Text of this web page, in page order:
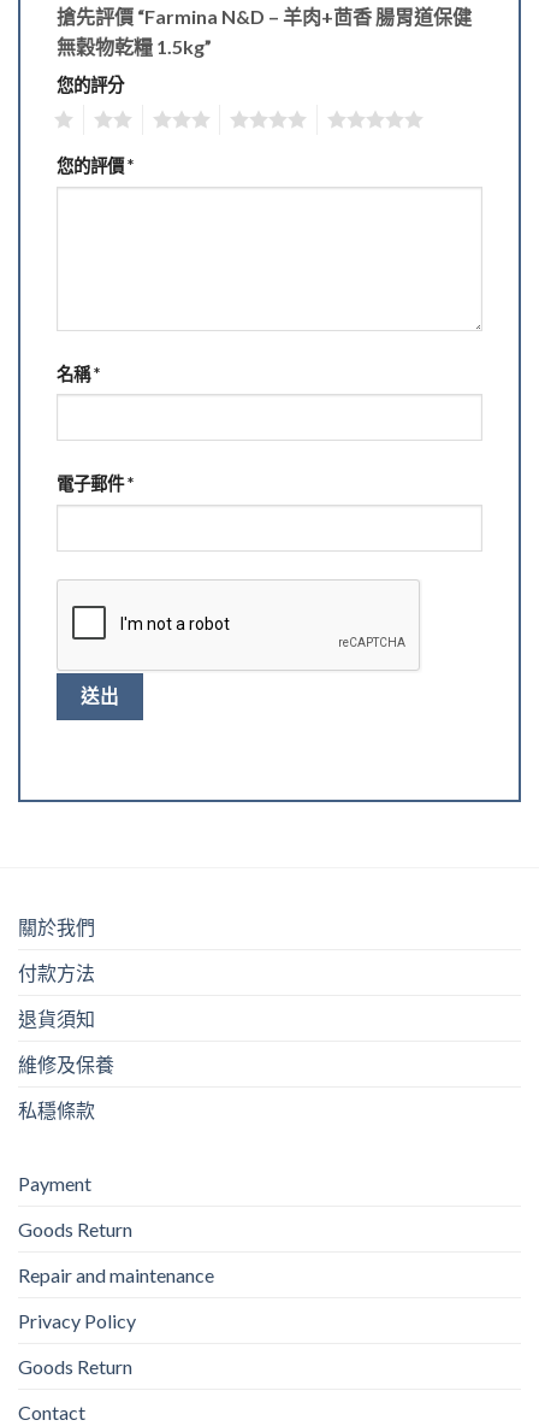
搶先評價 “Farmina N&D – 羊肉+茴香 腸胃道保健
無穀物乾糧 1.5kg”
您的評分
您的評價*
名稱*
電子郵件*
關於我們
付款方法
退貨須知
維修及保養
私穩條款
Payment
Goods Return
Repair and maintenance
Privacy Policy
Goods Return
Contact